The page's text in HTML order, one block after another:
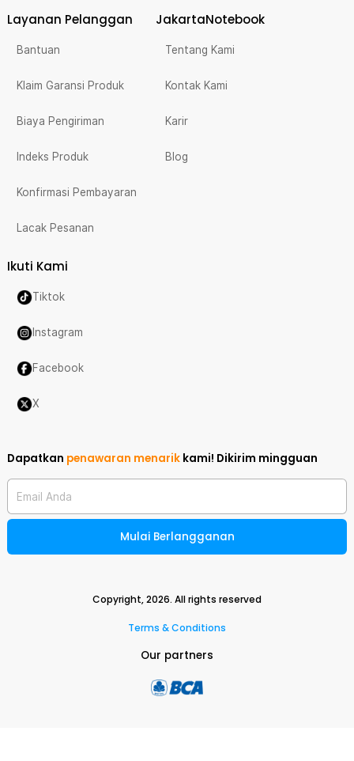
Layanan Pelanggan
Bantuan
Klaim Garansi Produk
Biaya Pengiriman
Indeks Produk
Konfirmasi Pembayaran
Lacak Pesanan
JakartaNotebook
Tentang Kami
Kontak Kami
Karir
Blog
Ikuti Kami
Tiktok
Instagram
Facebook
X
Dapatkan penawaran menarik kami! Dikirim mingguan
Email Anda
Mulai Berlangganan
Copyright,2026. All rights reserved
Terms & Conditions
Our partners